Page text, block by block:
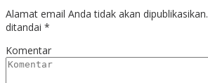
Alamat email Anda tidak akan dipublikasikan.
ditandai *
Komentar